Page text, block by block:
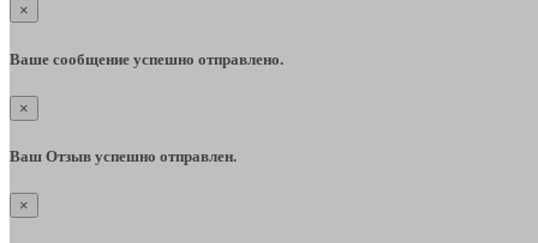
×
Ваше сообщение успешно отправлено.
×
Ваш Отзыв успешно отправлен.
×